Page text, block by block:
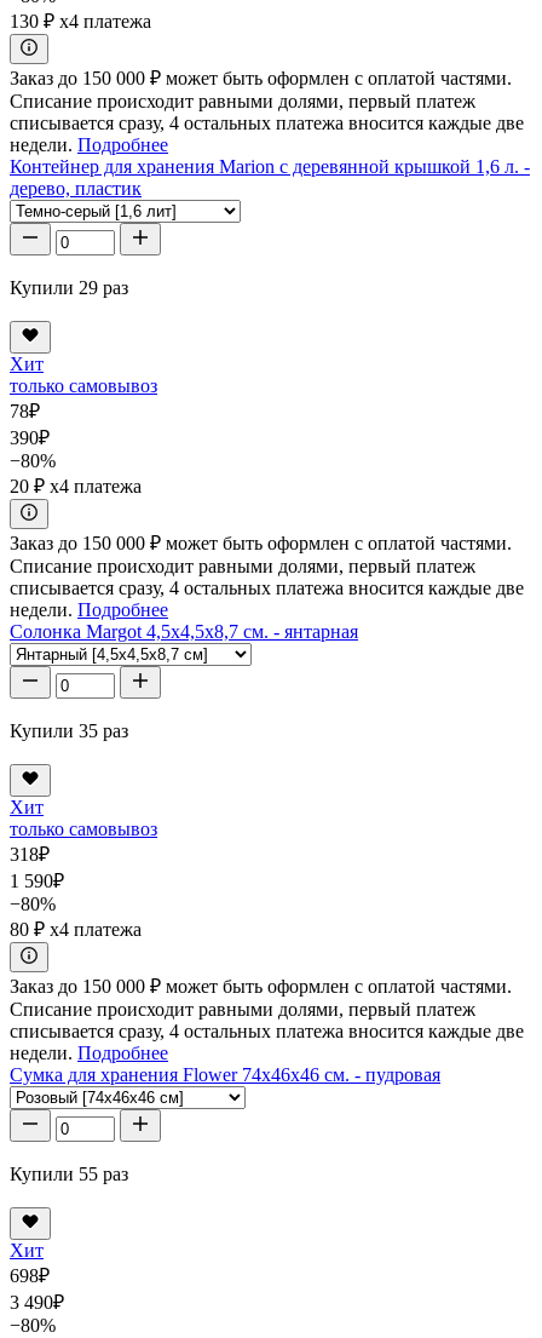
130 ₽ x4 платежа
Заказ до 150 000 ₽ может быть оформлен с оплатой частями.
Списание происходит равными долями, первый платеж
списывается сразу, 4 остальных платежа вносится каждые две
недели. Подробнее
Контейнер для хранения Marion с деревянной крышкой 1,6 л. -
дерево, пластик
Купили 29 раз
Хит
только самовывоз
78₽
390₽
−80%
20 ₽ x4 платежа
Заказ до 150 000 ₽ может быть оформлен с оплатой частями.
Списание происходит равными долями, первый платеж
списывается сразу, 4 остальных платежа вносится каждые две
недели. Подробнее
Солонка Margot 4,5x4,5x8,7 см. - янтарная
Купили 35 раз
Хит
только самовывоз
318₽
1 590₽
−80%
80 ₽ x4 платежа
Заказ до 150 000 ₽ может быть оформлен с оплатой частями.
Списание происходит равными долями, первый платеж
списывается сразу, 4 остальных платежа вносится каждые две
недели. Подробнее
Сумка для хранения Flower 74x46x46 см. - пудровая
Купили 55 раз
Хит
698₽
3 490₽
−80%